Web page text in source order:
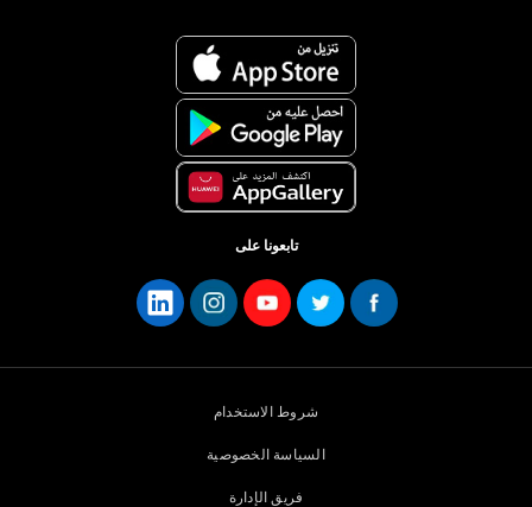
تابعونا على
شروط الاستخدام
السياسة الخصوصية
فريق الإدارة